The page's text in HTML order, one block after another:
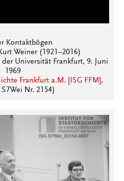
Kontaktbögen
Weiner (1921–2016)
Universität Frankfurt, 9. Juni
1969
Frankfurt a.M. [ISG FFM] ,
Nr. 2154)